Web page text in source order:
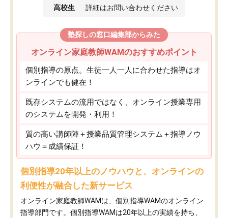
高校生 詳細はお問い合わせください
塾探しの窓口編集部からみた
オンライン家庭教師WAMのおすすめポイント
個別指導の原点。生徒一人一人に合わせた指導はオ
ンラインでも健在！
既存システムの流用ではなく、オンライン授業専用
のシステムを開発・利用！
質の高い講師陣＋授業品質管理システム＋指導ノウ
ハウ＝成績保証！
個別指導20年以上のノウハウと、オンラインの
利便性が融合した新サービス
オンライン家庭教師WAMは、個別指導WAMのオンライン
指導部門です。個別指導WAMは20年以上の実績を持ち、